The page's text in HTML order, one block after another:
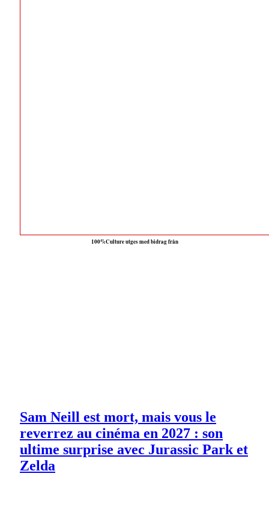
100%Culture utges med bidrag från
Sam Neill est mort, mais vous le
reverrez au cinéma en 2027 : son
ultime surprise avec Jurassic Park et
Zelda